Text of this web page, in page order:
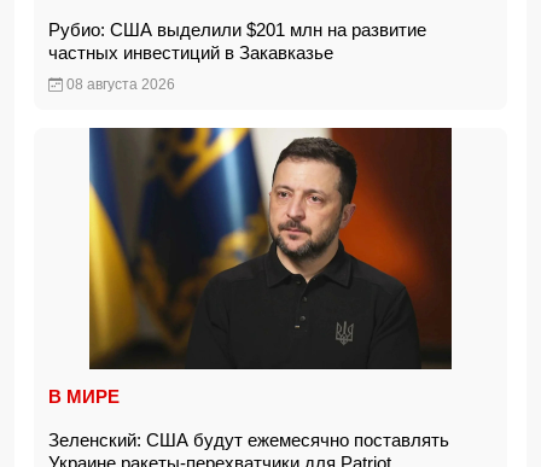
Рубио: США выделили $201 млн на развитие
частных инвестиций в Закавказье
08 августа 2026
В МИРЕ
Зеленский: США будут ежемесячно поставлять
Украине ракеты-перехватчики для Patriot